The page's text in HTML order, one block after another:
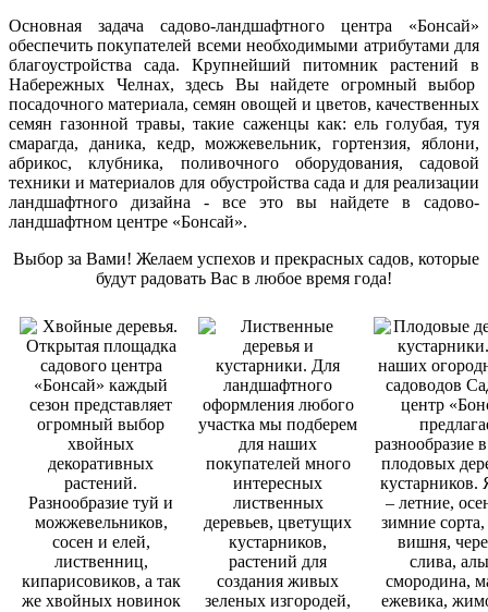
Основная задача садово-ландшафтного центра «Бонсай»
обеспечить покупателей всеми необходимыми атрибутами для
благоустройства сада. Крупнейший питомник растений в
Набережных Челнах, здесь Вы найдете огромный выбор
посадочного материала, семян овощей и цветов, качественных
семян газонной травы, такие саженцы как: ель голубая, туя
смарагда, даника, кедр, можжевельник, гортензия, яблони,
абрикос, клубника, поливочного оборудования, садовой
техники и материалов для обустройства сада и для реализации
ландшафтного дизайна - все это вы найдете в садово-
ландшафтном центре «Бонсай».
Выбор за Вами! Желаем успехов и прекрасных садов, которые
будут радовать Вас в любое время года!